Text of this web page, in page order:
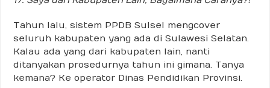
Tahun lalu, sistem PPDB Sulsel mengcover
seluruh kabupaten yang ada di Sulawesi Selatan.
Kalau ada yang dari kabupaten lain, nanti
ditanyakan prosedurnya tahun ini gimana. Tanya
kemana? Ke operator Dinas Pendidikan Provinsi.